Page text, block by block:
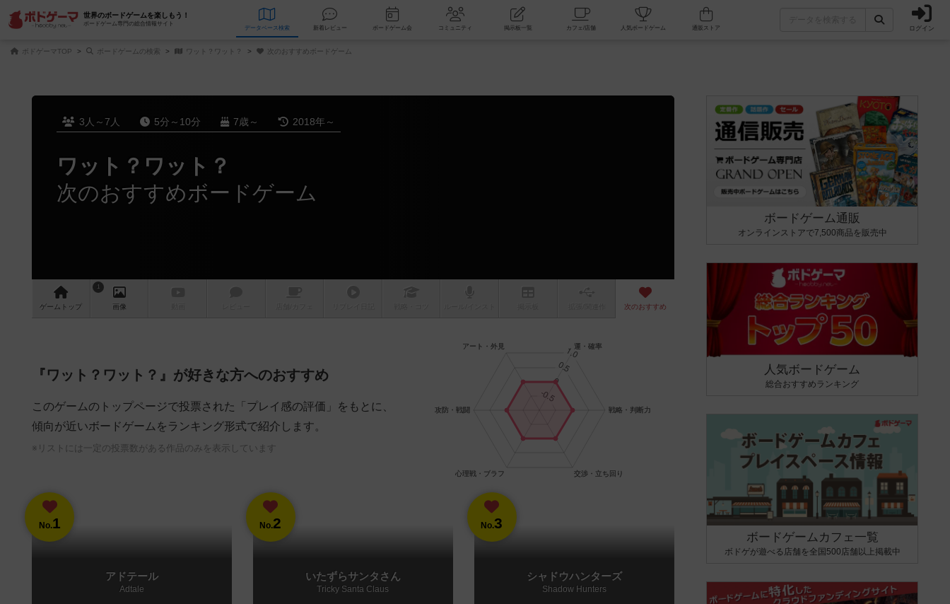
世界のボードゲームを楽しもう！
ボードゲーム専門の総合情報サイト
データベース 検索 新着レビュー ボードゲーム会 コミュニティ 掲示板一覧 カフェ/店舗 人気ボードゲーム ログイン
ボドゲーマTOP ボードゲームの検索 ワット？ワット？ 次のおすすめボードゲーム
3人～7人 5分～10分 7歳～ 2018年～
ワット？ワット？
次のおすすめボードゲーム
ゲーム トップ
1
画像 次のおすすめ
『ワット？ワット？』が好きな方へのおすすめ
このゲームのトップページで投票された「プレイ感の評価」をもとに、
傾向が近いボードゲームをランキング形式で紹介します。
※リストには一定の投票数がある作品のみを表示しています
No.1
アドテール
Adtale
No.2
いたずらサンタさん
Tricky Santa Claus
No.3
シャドウハンターズ
Shadow Hunters
ボードゲーム通販
オンラインストアで7,500商品を販売中
人気ボードゲーム
総合おすすめランキング
ボードゲームカフェ一覧
ボドゲが遊べる店舗を全国500店舗以上掲載中